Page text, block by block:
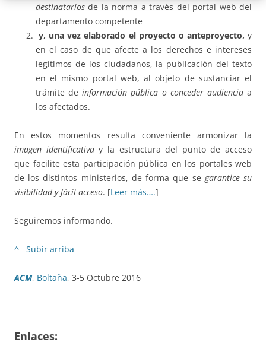
destinatarios de la norma a través del portal web del
departamento competente
y, una vez elaborado el proyecto o anteproyecto, y
en el caso de que afecte a los derechos e intereses
legítimos de los ciudadanos, la publicación del texto
en el mismo portal web, al objeto de sustanciar el
trámite deinformación pública o conceder audienciaa
los afectados.
En estos momentos resulta conveniente armonizar la
imagen identificativay la estructura del punto de acceso
que facilite esta participación pública en los portales web
de los distintos ministerios, de forma que se garantice su
visibilidad y fácil acceso. [Leer más….]
Seguiremos informando.
^ Subir arriba
ACM, Boltaña, 3-5 Octubre 2016
Enlaces: